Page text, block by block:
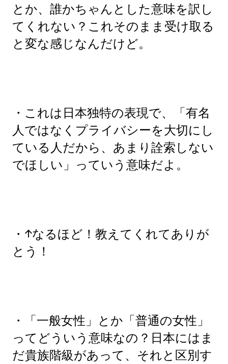
とか、誰かちゃんとした意味を訳し
てくれない？これそのまま受け取る
と変な感じなんだけど。
・これは日本独特の表現で、「有名
人ではなくプライバシーを大切にし
ている人だから、あまり詮索しない
でほしい」っていう意味だよ。
・↑なるほど！教えてくれてありが
とう！
・「一般女性」とか「普通の女性」
ってどういう意味なの？日本にはま
だ貴族階級があって、それと区別す